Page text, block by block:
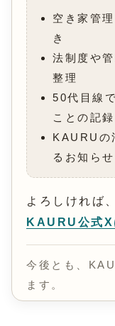
空き家管
き
法制度や
整理
50代目線
ことの記録
KAURUの
るお知らせ
よろしければ
KAURU公式X
今後とも、
ます。